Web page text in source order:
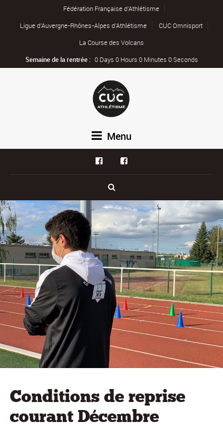
Fédération Française d’Athlétisme
Ligue d’Auvergne-Rhônes-Alpes d’Athlétisme
CUC Omnisport
La Course des Volcans
Semaine de la rentrée : 0 Days 0 Hours 0 Minutes 0 Seconds
Menu
Conditions de reprise
courant Décembre